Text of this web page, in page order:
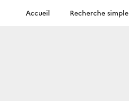
Archives diplomatiquesRecherche simple